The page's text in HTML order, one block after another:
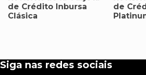
de Crédito Inbursa
Clásica
de
Siga nas redes sociais